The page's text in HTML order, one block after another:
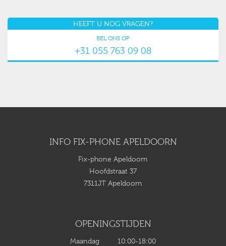
HEEFT U NOG VRAGEN?
BEL ONS OP
+31 055 763 09 08
INFO FIX-PHONE APELDOORN
Fix-phone Apeldoorn
Hoofdstraat 37
7311JT Apeldoorn
OPENINGSTIJDEN
Maandag 10:00-18:00